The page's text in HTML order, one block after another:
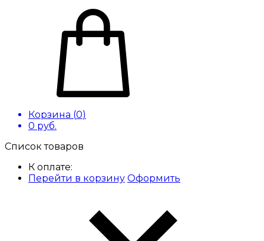
Корзина (0)
0 руб.
Список товаров
К оплате:
Перейти в корзину Оформить